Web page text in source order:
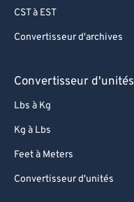
CST à EST
Convertisseur d'archives
Convertisseur d'unités
Lbs à Kg
Kg à Lbs
Feet à Meters
Convertisseur d'unités